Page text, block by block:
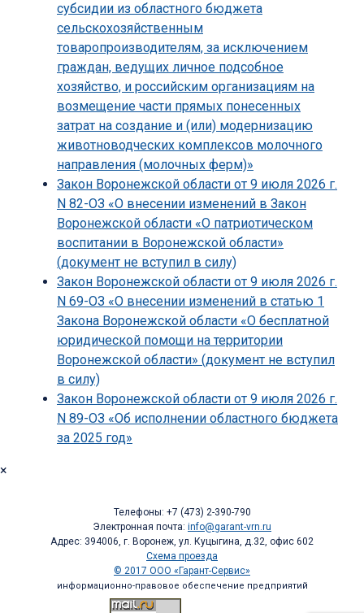
субсидии из областного бюджета
сельскохозяйственным
товаропроизводителям, за исключением
граждан, ведущих личное подсобное
хозяйство, и российским организациям на
возмещение части прямых понесенных
затрат на создание и (или) модернизацию
животноводческих комплексов молочного
направления (молочных ферм)»
Закон Воронежской области от 9 июля 2026 г.
N 82-ОЗ «О внесении изменений в Закон
Воронежской области «О патриотическом
воспитании в Воронежской области»
(документ не вступил в силу)
Закон Воронежской области от 9 июля 2026 г.
N 69-ОЗ «О внесении изменений в статью 1
Закона Воронежской области «О бесплатной
юридической помощи на территории
Воронежской области» (документ не вступил
в силу)
Закон Воронежской области от 9 июля 2026 г.
N 89-ОЗ «Об исполнении областного бюджета
за 2025 год»
×
Телефоны: +7 (473) 2-390-790
Электронная почта: info@garant-vrn.ru
Адрес: 394006, г. Воронеж, ул. Куцыгина, д.32, офис 602
Схема проезда
© 2017 ООО «Гарант-Сервис»
информационно-правовое обеспечение предприятий